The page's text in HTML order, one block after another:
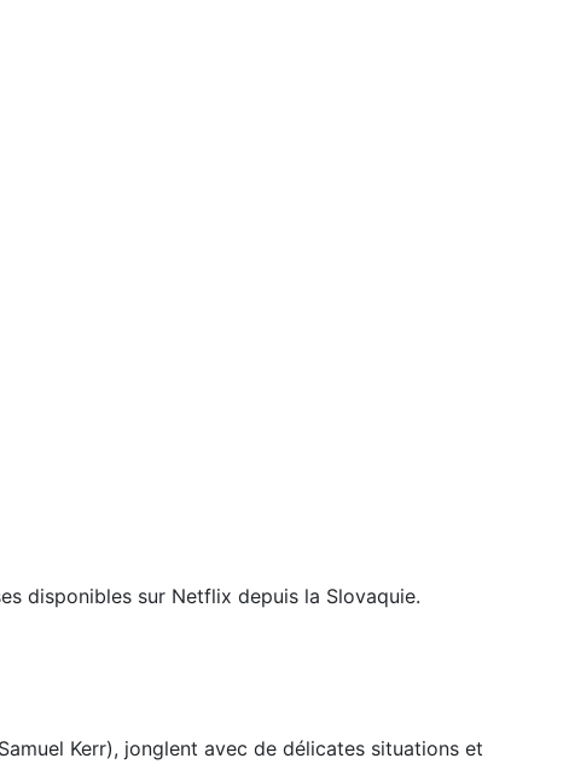
disponibles sur Netflix depuis la Slovaquie.
Kerr), jonglent avec de délicates situations et